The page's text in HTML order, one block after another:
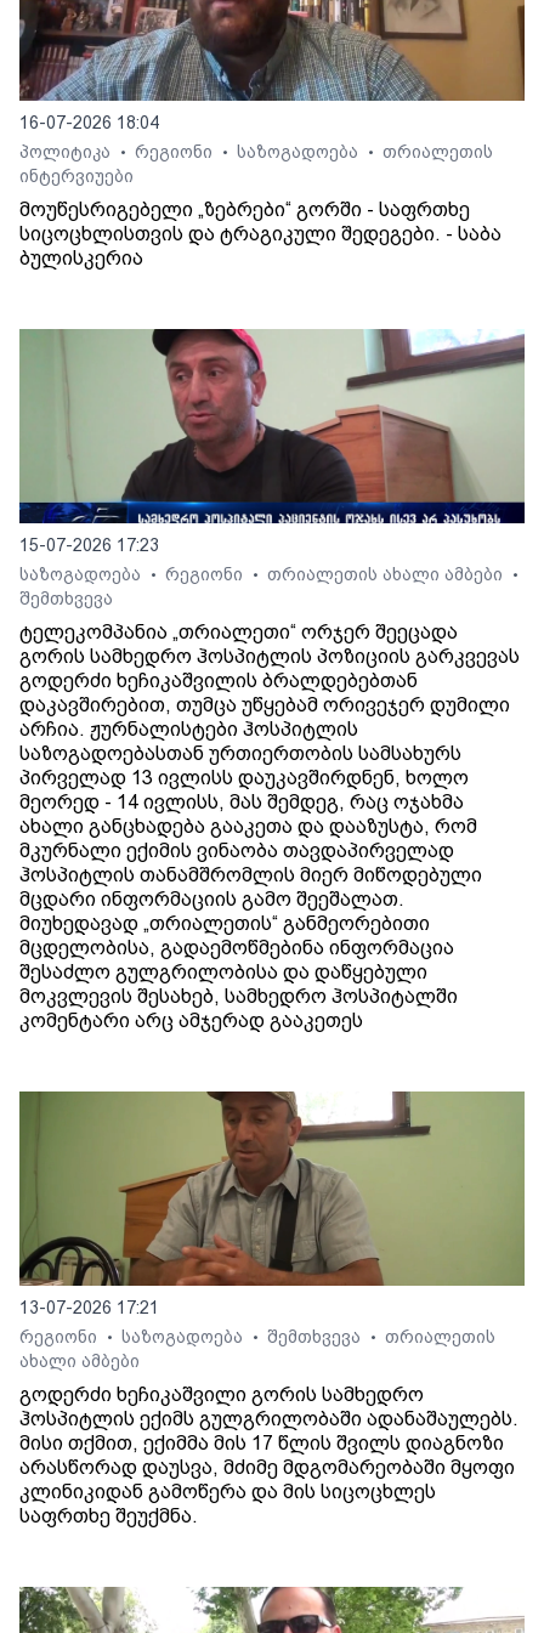
16-07-2026 18:04
პოლიტიკა
• რეგიონი • საზოგადოება • თრიალეთის
ინტერვიუები
მოუწესრიგებელი „ზებრები“ გორში - საფრთხე
სიცოცხლისთვის და ტრაგიკული შედეგები. - საბა
ბულისკერია
15-07-2026 17:23
საზოგადოება
• რეგიონი • თრიალეთის ახალი ამბები •
შემთხვევა
ტელეკომპანია „თრიალეთი“ ორჯერ შეეცადა
გორის სამხედრო ჰოსპიტლის პოზიციის გარკვევას
გოდერძი ხეჩიკაშვილის ბრალდებებთან
დაკავშირებით, თუმცა უწყებამ ორივეჯერ დუმილი
არჩია. ჟურნალისტები ჰოსპიტლის
საზოგადოებასთან ურთიერთობის სამსახურს
პირველად 13 ივლისს დაუკავშირდნენ, ხოლო
მეორედ - 14 ივლისს, მას შემდეგ, რაც ოჯახმა
ახალი განცხადება გააკეთა და დააზუსტა, რომ
მკურნალი ექიმის ვინაობა თავდაპირველად
ჰოსპიტლის თანამშრომლის მიერ მიწოდებული
მცდარი ინფორმაციის გამო შეეშალათ.
მიუხედავად „თრიალეთის“ განმეორებითი
მცდელობისა, გადაემოწმებინა ინფორმაცია
შესაძლო გულგრილობისა და დაწყებული
მოკვლევის შესახებ, სამხედრო ჰოსპიტალში
კომენტარი არც ამჯერად გააკეთეს
13-07-2026 17:21
რეგიონი
• საზოგადოება • შემთხვევა • თრიალეთის
ახალი ამბები
გოდერძი ხეჩიკაშვილი გორის სამხედრო
ჰოსპიტლის ექიმს გულგრილობაში ადანაშაულებს.
მისი თქმით, ექიმმა მის 17 წლის შვილს დიაგნოზი
არასწორად დაუსვა, მძიმე მდგომარეობაში მყოფი
კლინიკიდან გამოწერა და მის სიცოცხლეს
საფრთხე შეუქმნა.